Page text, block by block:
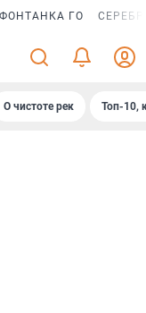
ФОНТАНКА ГО
О чистоте рек Топ-10,